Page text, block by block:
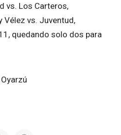
vs. Los Carteros,
Vélez vs. Juventud,
quedando solo dos para